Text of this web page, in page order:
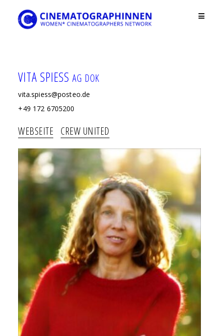
content
VITA SPIESS AG DOK
vita.spiess@posteo.de
+49 172 6705200
WEBSEITE CREW UNITED